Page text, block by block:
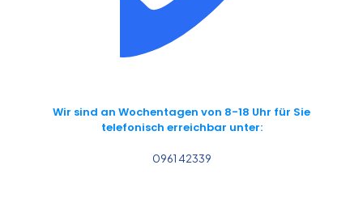
Wir sind an Wochentagen von 8-18 Uhr für Sie
telefonisch erreichbar unter:
0961 42339